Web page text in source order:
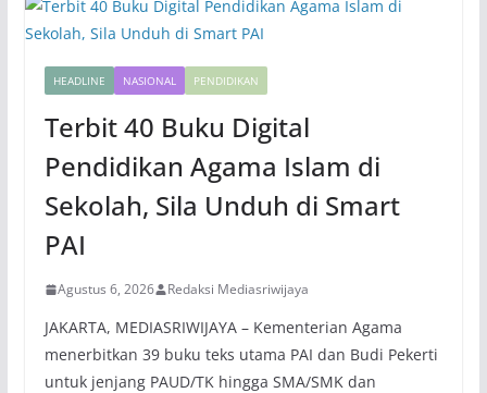
HEADLINE NASIONAL PENDIDIKAN
Terbit 40 Buku Digital
Pendidikan Agama Islam di
Sekolah, Sila Unduh di Smart
PAI
Agustus 6, 2026 Redaksi Mediasriwijaya
JAKARTA, MEDIASRIWIJAYA – Kementerian Agama
menerbitkan 39 buku teks utama PAI dan Budi Pekerti
untuk jenjang PAUD/TK hingga SMA/SMK dan